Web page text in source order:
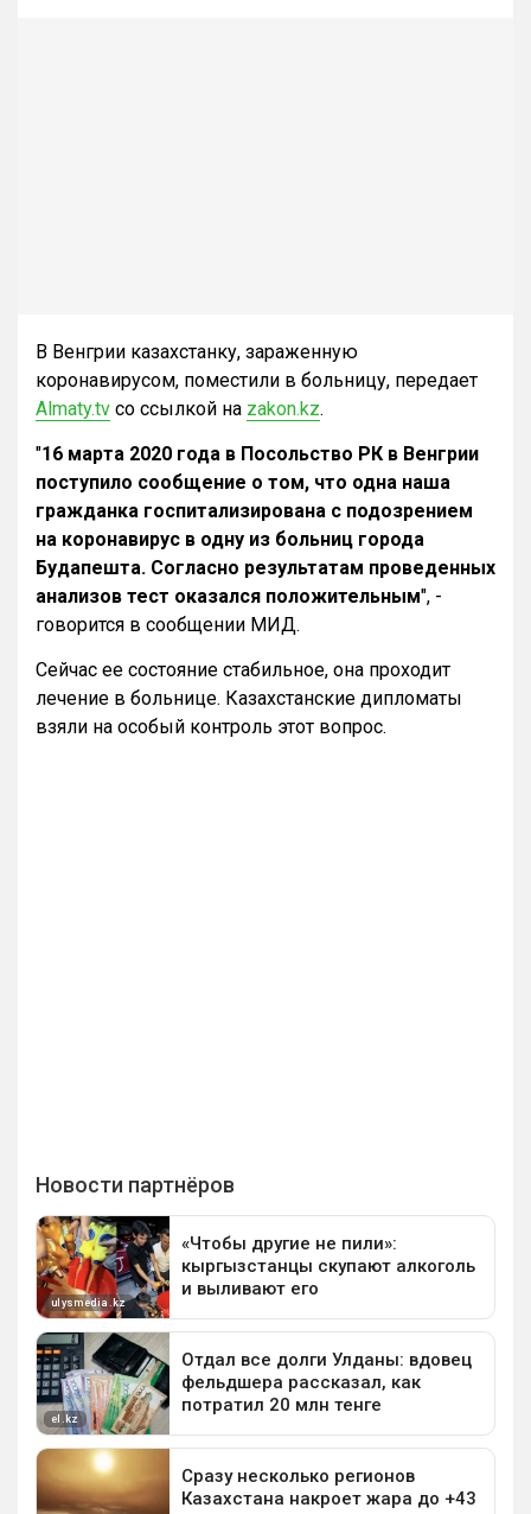
В Венгрии казахстанку, зараженную
коронавирусом, поместили в больницу, передает
Almaty.tv со ссылкой на zakon.kz.
"16 марта 2020 года в Посольство РК в Венгрии
поступило сообщение о том, что одна наша
гражданка госпитализирована с подозрением
на коронавирус в одну из больниц города
Будапешта. Согласно результатам проведенных
анализов тест оказался положительным", -
говорится в сообщении МИД.
Сейчас ее состояние стабильное, она проходит
лечение в больнице. Казахстанские дипломаты
взяли на особый контроль этот вопрос.